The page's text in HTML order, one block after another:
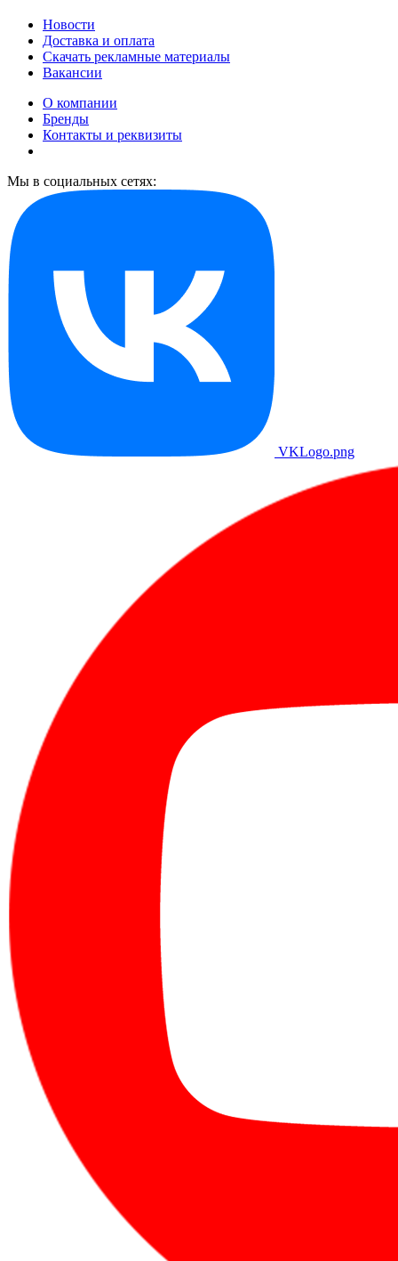
Новости
Доставка и оплата
Скачать рекламные материалы
Вакансии
О компании
Бренды
Контакты и реквизиты
Мы в социальных сетях:
VKLogo.png